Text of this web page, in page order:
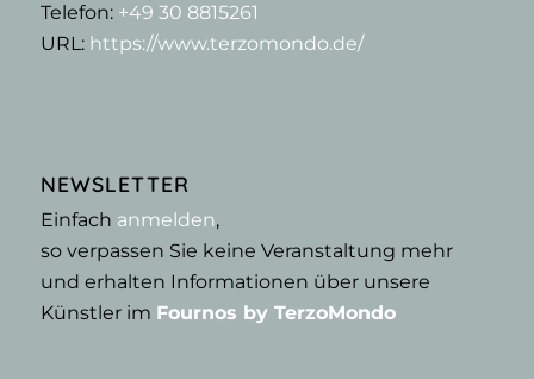
Telefon: +49 30 8815261
URL: https://www.terzomondo.de/
NEWSLETTER
Einfach anmelden,
so verpassen Sie keine Veranstaltung mehr
und erhalten Informationen über unsere
Künstler im Fournos by TerzoMondo